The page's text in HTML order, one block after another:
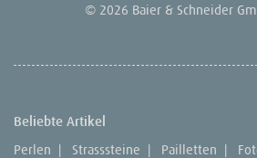
© 2026 Baier & Schneider
Beliebte Artikel
Perlen | Strasssteine | Pailletten |